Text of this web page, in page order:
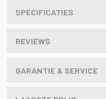
SPECIFICATIES
REVIEWS
GARANTIE & SERVICE